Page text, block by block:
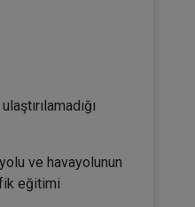
ve havayolunun
eğitimi